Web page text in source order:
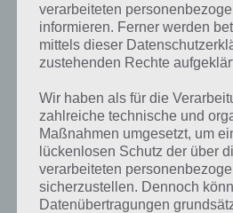
Kurze Begriffserklärung
Ranke
Bilder 1 Wort, doch welche Bedeutung
gibt es dazu zu wissen? Passt das Wort
Fantasie? Zu bestimmten Lösungen
immer eine kurze Begriffserklärung!
Zu Ranke haben wir zunächst keine
verarbeiteten
informieren. Ferner werden
mittels dieser
zustehenden Rechte
Wir haben als für die
zahlreiche technische und
Maßnahmen umgesetzt, um
lückenlosen Schutz der über
verarbeiteten
sicherzustellen. Dennoch
Datenübertragungen